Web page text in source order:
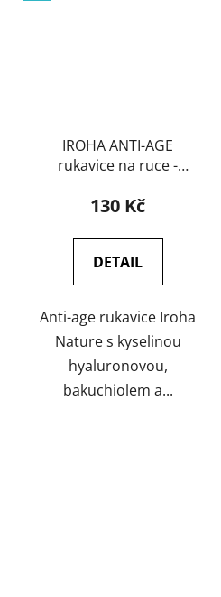
IROHA ANTI-AGE
rukavice na ruce -
& NIACINAMIDE
130 Kč
DETAIL
Anti-age rukavice Iroha
Nature s kyselinou
hyaluronovou,
bakuchiolem a...